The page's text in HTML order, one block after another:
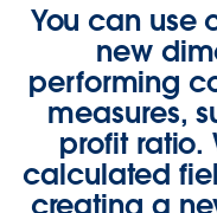
You can use
new
performing
measures,
profit ratio.
calculated
creating a